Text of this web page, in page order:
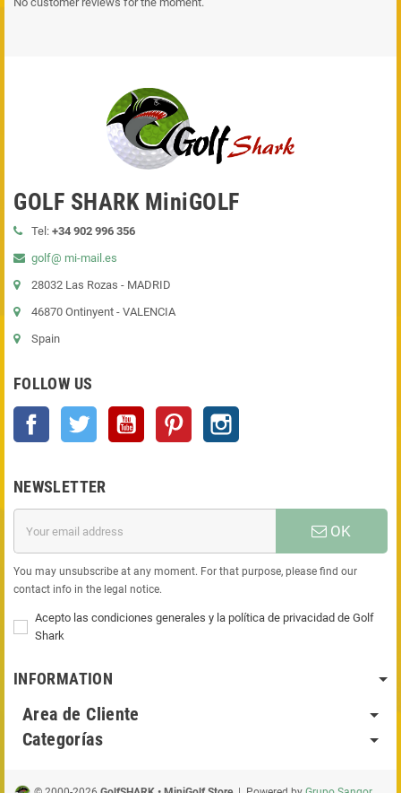
GOLF SHARK MiniGOLF
Tel: +34 902 996 356
golf@ mi-mail.es
28032 Las Rozas - MADRID
46870 Ontinyent - VALENCIA
Spain
FOLLOW US
Facebook Twitter YouTube Pinterest
NEWSLETTER
OK
You may unsubscribe at any moment. For that purpose, please find our
contact info in the legal notice.
Acepto las condiciones generales y la política de privacidad de Golf
Shark
INFORMATION
Area de Cliente
Categorías